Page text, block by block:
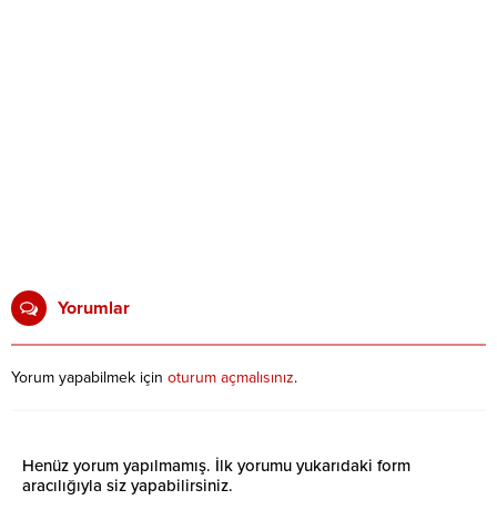
Yorumlar
Yorum yapabilmek için oturum açmalısınız.
Henüz yorum yapılmamış. İlk yorumu yukarıdaki form
aracılığıyla siz yapabilirsiniz.